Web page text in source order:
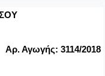
Αρ. Αγωγής: 3114/2018